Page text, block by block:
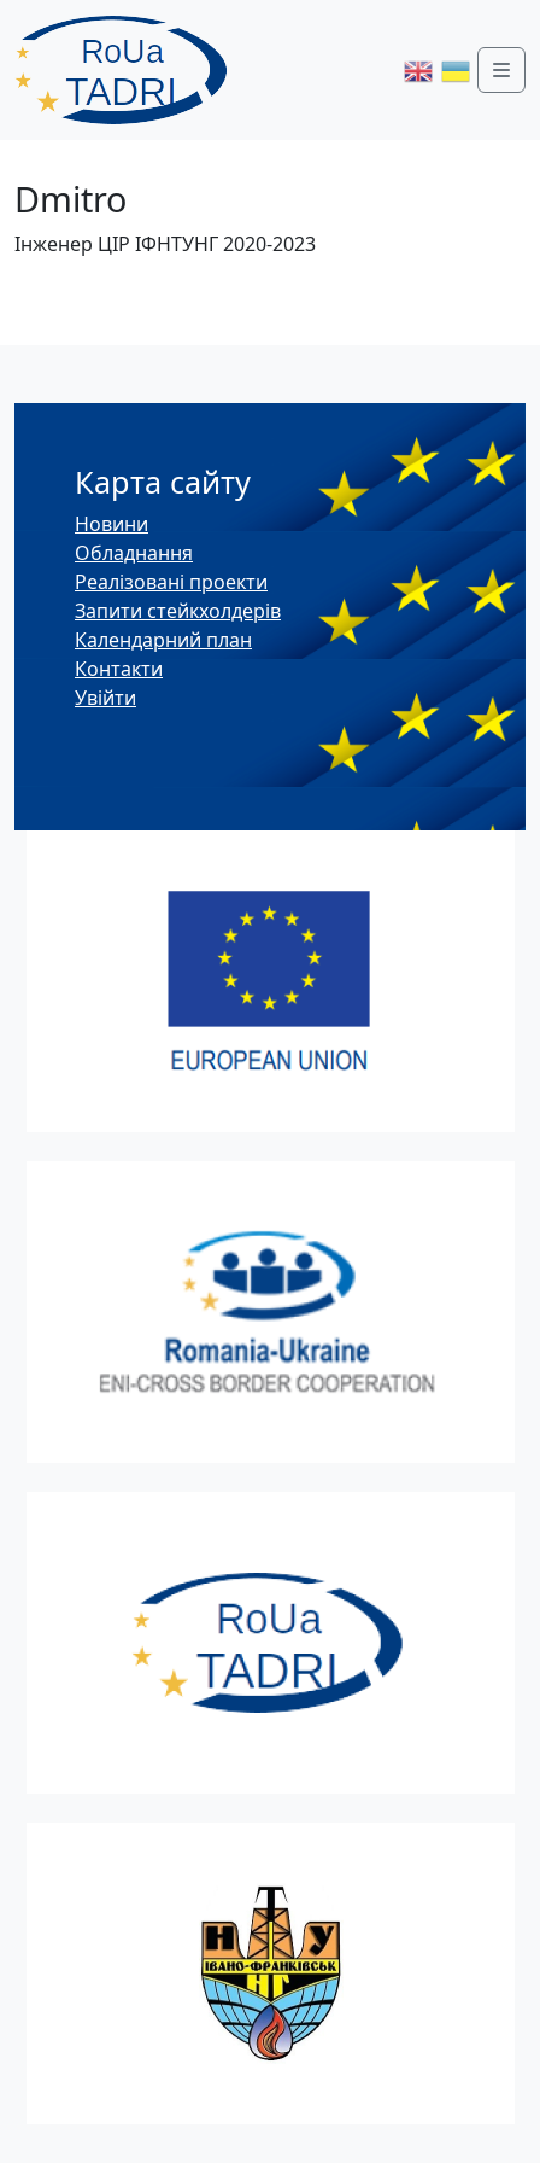
Dmitro
Інженер ЦІР ІФНТУНГ 2020-2023
Карта сайту
Новини
Обладнання
Реалізовані проекти
Запити стейкхолдерів
Календарний план
Контакти
Увійти